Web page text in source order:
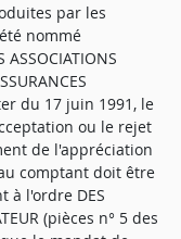
par les
nommé
du 17 juin 1991, le
ou le rejet
de l'appréciation
comptant doit être
à l'ordre DES
(pièces n° 5 des